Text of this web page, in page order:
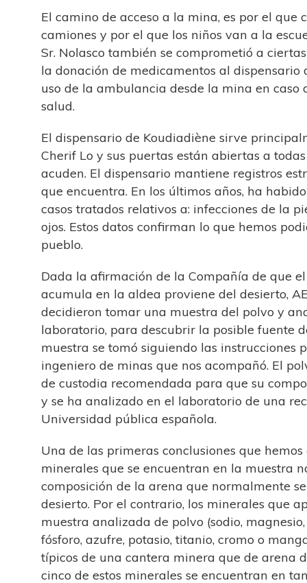
El camino de acceso a la mina, es por el que
camiones y por el que los niños van a la
Sr. Nolasco también se comprometió a
la donación de medicamentos al dispensario
uso de la ambulancia desde la mina en caso
salud.
El dispensario de Koudiadiène sirve
Cherif Lo y sus puertas están abiertas a
acuden. El dispensario mantiene registros
que encuentra. En los últimos años, ha
casos tratados relativos a: infecciones de la
ojos. Estos datos confirman lo que hemos
pueblo.
Dada la afirmación de la Compañía de que
acumula en la aldea proviene del desierto,
decidieron tomar una muestra del polvo y
laboratorio, para descubrir la posible fuente
muestra se tomó siguiendo las instrucciones
ingeniero de minas que nos acompañó. El
de custodia recomendada para que su
y se ha analizado en el laboratorio de una
Universidad pública española.
Una de las primeras conclusiones que
minerales que se encuentran en la muestra
composición de la arena que normalmente
desierto. Por el contrario, los minerales que
muestra analizada de polvo (sodio,
fósforo, azufre, potasio, titanio, cromo o
típicos de una cantera minera que de arena
cinco de estos minerales se encuentran en